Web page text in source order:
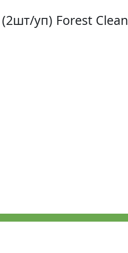
уп) Forest Clean